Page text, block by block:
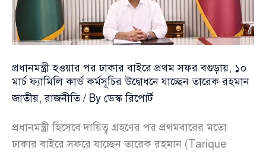
রহমান
প্রধানমন্ত্রী হওয়ার পর ঢাকার বাইরে প্রথম সফর বগুড়ায়, ১০
মার্চ ফ্যামিলি কার্ড কর্মসূচির উদ্বোধনে যাচ্ছেন তারেক রহমান
জাতীয়,রাজনীতি/ By ডেস্ক রিপোর্ট
প্রধানমন্ত্রী হিসেবে দায়িত্ব গ্রহণের পর প্রথমবারের মতো
ঢাকার বাইরে সফরে যাচ্ছেন তারেক রহমান (Tarique